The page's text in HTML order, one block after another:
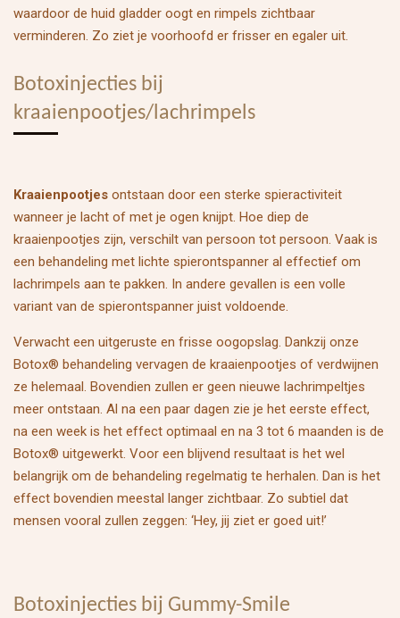
waardoor de huid gladder oogt en rimpels zichtbaar
verminderen. Zo ziet je voorhoofd er frisser en egaler uit.
Botoxinjecties bij
kraaienpootjes/lachrimpels
Kraaienpootjes ontstaan door een sterke spieractiviteit
wanneer je lacht of met je ogen knijpt. Hoe diep de
kraaienpootjes zijn, verschilt van persoon tot persoon. Vaak is
een behandeling met lichte spierontspanner al effectief om
lachrimpels aan te pakken. In andere gevallen is een volle
variant van de spierontspanner juist voldoende.
Verwacht een uitgeruste en frisse oogopslag. Dankzij onze
Botox® behandeling vervagen de kraaienpootjes of verdwijnen
ze helemaal. Bovendien zullen er geen nieuwe lachrimpeltjes
meer ontstaan. Al na een paar dagen zie je het eerste effect,
na een week is het effect optimaal en na 3 tot 6 maanden is de
Botox® uitgewerkt. Voor een blijvend resultaat is het wel
belangrijk om de behandeling regelmatig te herhalen. Dan is het
effect bovendien meestal langer zichtbaar. Zo subtiel dat
mensen vooral zullen zeggen: ‘Hey, jij ziet er goed uit!’
Botoxinjecties bij Gummy-Smile